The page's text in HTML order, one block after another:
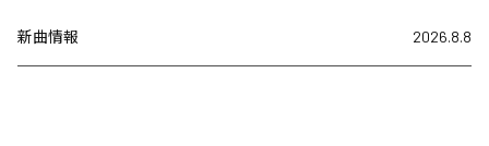
新曲情報 2026.8.8